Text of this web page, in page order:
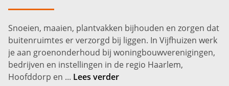
Vijfhuizen
Snoeien, maaien, plantvakken bijhouden en zorgen dat
buitenruimtes er verzorgd bij liggen. In Vijfhuizen werk
je aan groenonderhoud bij woningbouwverenigingen,
bedrijven en instellingen in de regio Haarlem,
Hoofddorp en ... Lees verder